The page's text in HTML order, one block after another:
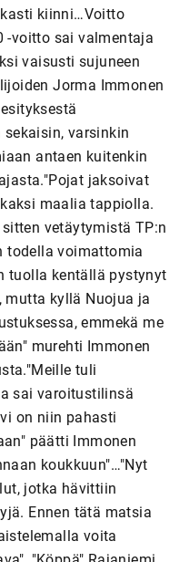
kiinni…Voitto
-voitto sai valmentaja
vaisusti sujuneen
Jorma Immonen
varsinkin
antaen kuitenkin
jaksoivat
maalia tappiolla.
vetäytymistä TP:n
todella voimattomia
tuolla kentällä pystynyt
mutta kyllä Nuojua ja
emmekä me
murehti Immonen
tuli
sai varoitustilinsä
on niin pahasti
päätti Immonen
koukkuun"…"Nyt
jotka hävittiin
Ennen tätä matsia
voita